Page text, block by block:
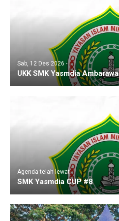
Sab, 12 Des 2026 -
UKK SMK Yasmdia Ambarawa
Agenda telah lewat
SMK Yasmdia CUP #8